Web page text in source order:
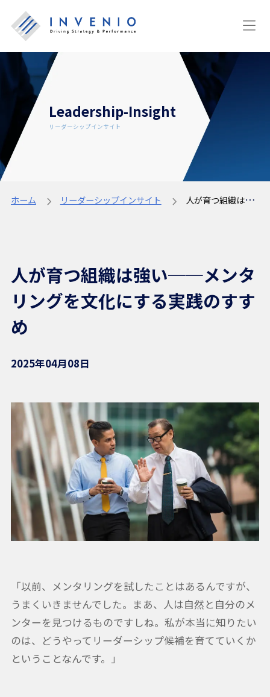
Leadership-Insight
リーダーシップインサイト
ホーム リーダーシップインサイト 人が育つ組織は強い──メンタリングを文化にする実践のすすめ
人が育つ組織は強い──メンタ
リングを文化にする実践のすす
め
2025年04月08日
「以前、メンタリングを試したことはあるんですが、
うまくいきませんでした。まあ、人は自然と自分のメ
ンターを見つけるものですしね。私が本当に知りたい
のは、どうやってリーダーシップ候補を育てていくか
ということなんです。」